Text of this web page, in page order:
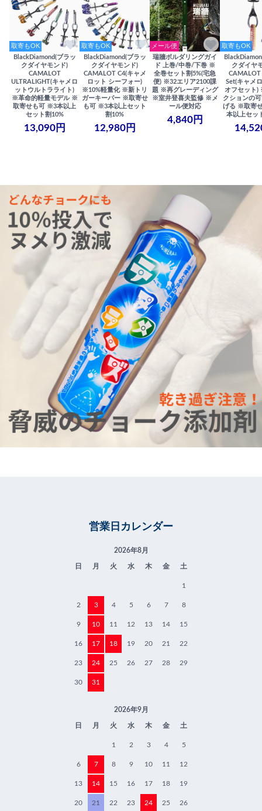
取寄もOK
BlackDiamond(ブラッ
クダイヤモンド)
CAMALOT
ULTRALIGHT(キャメロ
ットウルトラライト)
※革命的軽量モデル ※
取寄せも可 ※3本以上
セット割10%
13,090円
取寄もOK
BlackDiamond(ブラッ
クダイヤモンド)
CAMALOT C4(キャメ
ロット シーフォー)
※10%軽量化 ※新トリ
ガーキーパー ※取寄せ
も可 ※3本以上セット
割10%
12,980円
メール便
瑞牆ボルダリングガイ
ド 上巻/中巻/下巻 ※
全巻セット割5%(宅急
便) ※32エリア2100課
題 ※再グレーディング
※室井登喜夫監修 ※メ
ール便対応
4,840円
取寄もOK
クダイヤ
Set(キャメ
オフセット)
クションの
げる ※取寄
本以上セッ
営業日カレンダー
2026年8月
日 月 火 水 木 金 土
1
2 3 4 5 6 7 8
9 10 11 12 13 14 15
16 17 18 19 20 21 22
23 24 25 26 27 28 29
30 31
2026年9月
日 月 火 水 木 金 土
1 2 3 4 5
6 7 8 9 10 11 12
13 14 15 16 17 18 19
20 21 22 23 24 25 26